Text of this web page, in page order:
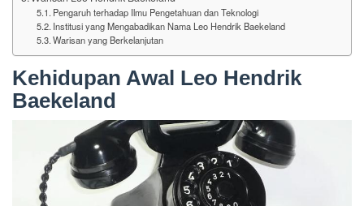
Pengaruh terhadap Ilmu Pengetahuan dan Teknologi
Institusi yang Mengabadikan Nama Leo Hendrik Baekeland
Warisan yang Berkelanjutan
Kehidupan Awal Leo Hendrik
Baekeland